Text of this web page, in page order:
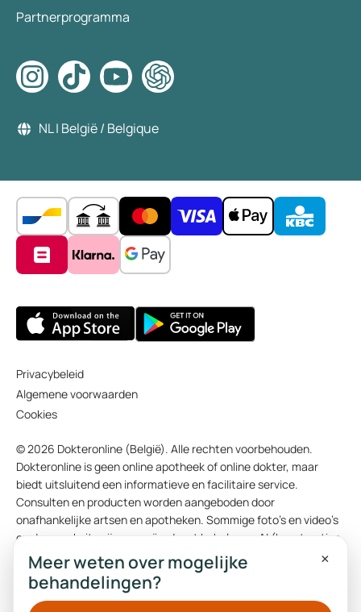
Partnerprogramma
NL | België / Belgique
Privacybeleid
Algemene voorwaarden
Cookies
© 2026 Dokteronline (België). Alle rechten voorbehouden.
Dokteronline is geen online apotheek of online dokter, maar
biedt uitsluitend een informatieve en facilitaire service.
Consulten en producten worden aangeboden door
onafhankelijke artsen en apotheken. Sommige foto’s en video’s
op deze website zijn gecreëerd met behulp van AI (kunstmatige
intelligentie). De teksten op deze website zijn oorspronkelijk
opgesteld in het Nederlands of Engels. Een deel van de
vertalingen zijn automatisch gegenereerd.
×
Meer weten over mogelijke
behandelingen?